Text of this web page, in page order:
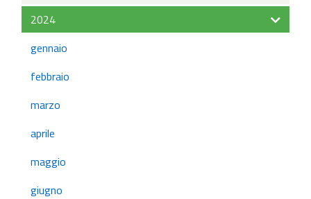
2024
gennaio
febbraio
marzo
aprile
maggio
giugno